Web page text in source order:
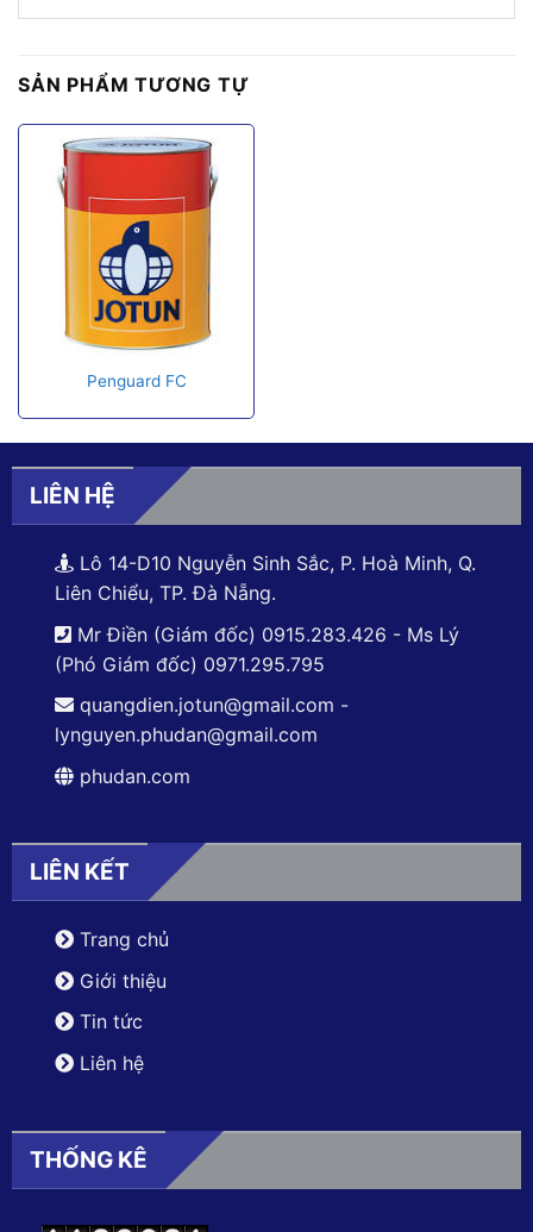
SẢN PHẨM TƯƠNG TỰ
Penguard FC
LIÊN HỆ
Lô 14-D10 Nguyễn Sinh Sắc, P. Hoà Minh, Q.
Liên Chiểu, TP. Đà Nẵng.
Mr Điền (Giám đốc) 0915.283.426 - Ms Lý
(Phó Giám đốc) 0971.295.795
quangdien.jotun@gmail.com -
lynguyen.phudan@gmail.com
phudan.com
LIÊN KẾT
Trang chủ
Giới thiệu
Tin tức
Liên hệ
THỐNG KÊ